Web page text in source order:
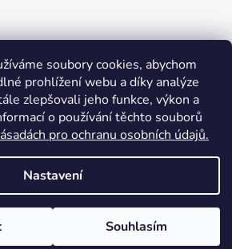
soubory cookies, abychom
prohlížení webu a díky analýze
zlepšovali jeho funkce, výkon a
o používání těchto souborů
pro ochranu osobních údajů.
Nastavení
Souhlasím
992
Vytvořil Shoptet
RIDEKO bike shop. Všechna práva